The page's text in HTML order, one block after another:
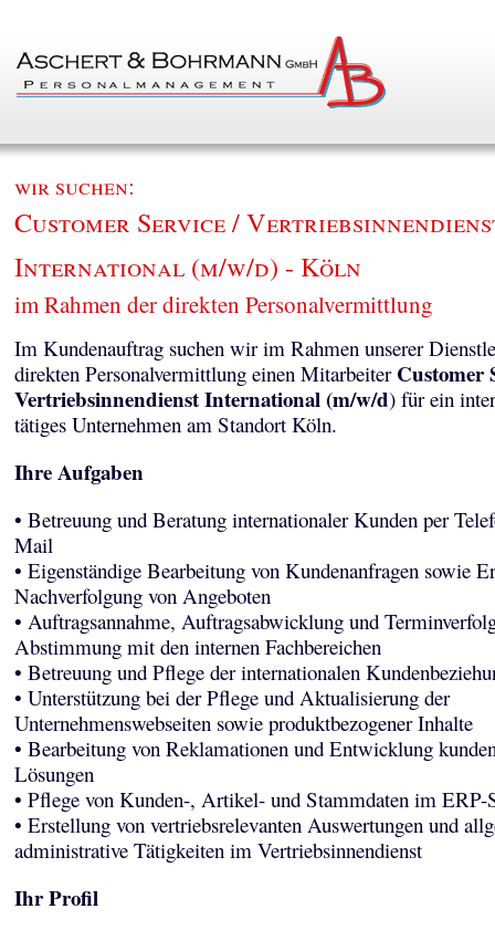
wir suchen:
Customer Service /
International (m/w/d) - Köln
im Rahmen der direkten Personalvermittlung
Im Kundenauftrag suchen wir im Rahmen unserer
direkten Personalvermittlung einen Mitarbeiter Customer
Vertriebsinnendienst International (m/w/d) für ein
tätiges Unternehmen am Standort Köln.
Ihre Aufgaben
• Betreuung und Beratung internationaler Kunden per
Mail
• Eigenständige Bearbeitung von Kundenanfragen sowie
Nachverfolgung von Angeboten
• Auftragsannahme, Auftragsabwicklung und
Abstimmung mit den internen Fachbereichen
• Betreuung und Pflege der internationalen
• Unterstützung bei der Pflege und Aktualisierung der
Unternehmenswebseiten sowie produktbezogener Inhalte
• Bearbeitung von Reklamationen und Entwicklung
Lösungen
• Pflege von Kunden-, Artikel- und Stammdaten im ERP-
• Erstellung von vertriebsrelevanten Auswertungen und
administrative Tätigkeiten im Vertriebsinnendienst
Ihr Profil